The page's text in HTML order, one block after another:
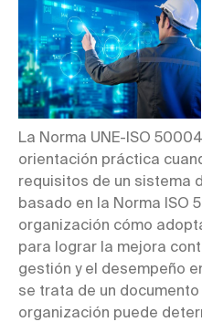
La Norma UNE-ISO
orientación práctica
requisitos de un sistema
basado en la Norma ISO
organización cómo
para lograr la mejora
gestión y el desempeño
se trata de un
organización puede